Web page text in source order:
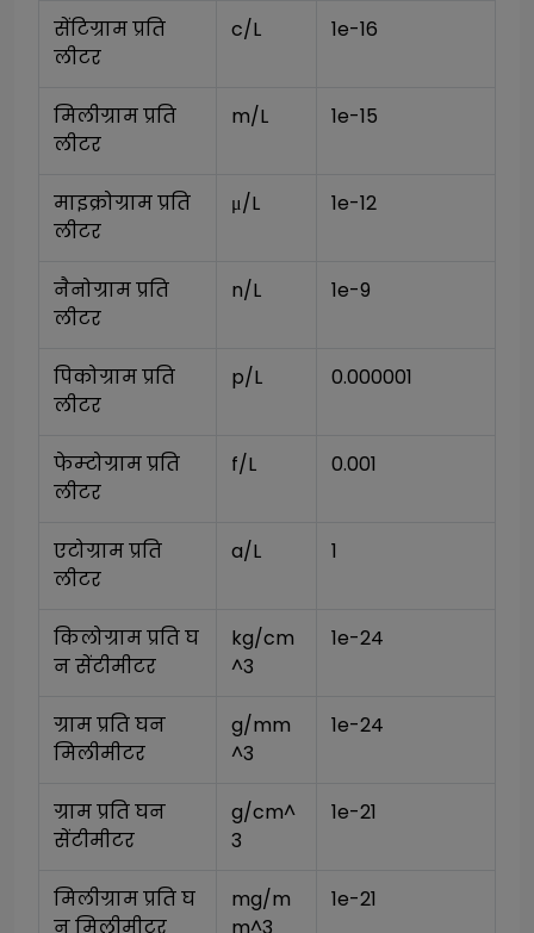
सेंटिग्राम प्रति
लीटर
c/L 1e-16
मिलीग्राम प्रति
लीटर
m/L 1e-15
माइक्रोग्राम प्रति
लीटर
μ/L 1e-12
नैनोग्राम प्रति
लीटर
n/L 1e-9
पिकोग्राम प्रति
लीटर
p/L 0.000001
फेम्टोग्राम प्रति
लीटर
f/L 0.001
एटोग्राम प्रति
लीटर
a/L 1
किलोग्राम प्रति घ
न सेंटीमीटर
kg/cm
^3
1e-24
ग्राम प्रति घन
मिलीमीटर
g/mm
^3
1e-24
ग्राम प्रति घन
सेंटीमीटर
g/cm^
3
1e-21
मिलीग्राम प्रति घ
mg/m
1e-21